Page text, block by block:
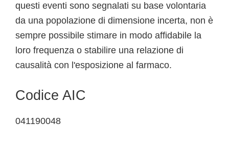
questi eventi sono segnalati su base volontaria
da una popolazione di dimensione incerta, non è
sempre possibile stimare in modo affidabile la
loro frequenza o stabilire una relazione di
causalità con l'esposizione al farmaco.
Codice AIC
041190048